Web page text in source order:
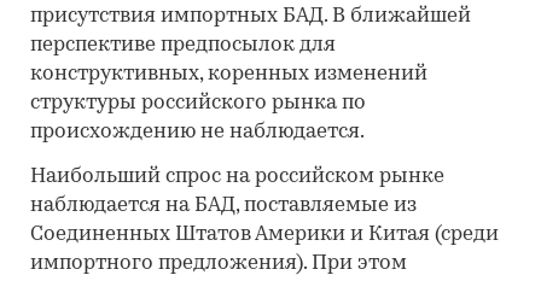
присутствия импортных БАД. В ближайшей
перспективе предпосылок для
конструктивных, коренных изменений
структуры российского рынка по
происхождению не наблюдается.
Наибольший спрос на российском рынке
наблюдается на БАД, поставляемые из
Соединенных Штатов Америки и Китая (среди
импортного предложения). При этом